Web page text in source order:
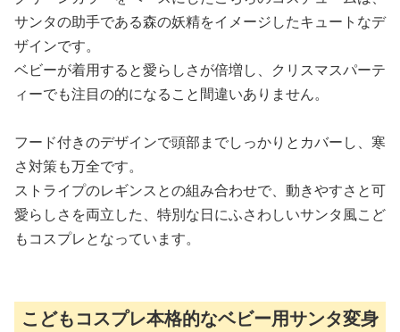
サンタの助手である森の妖精をイメージしたキュートなデ
ザインです。
ベビーが着用すると愛らしさが倍増し、クリスマスパーテ
ィーでも注目の的になること間違いありません。
フード付きのデザインで頭部までしっかりとカバーし、寒
さ対策も万全です。
ストライプのレギンスとの組み合わせで、動きやすさと可
愛らしさを両立した、特別な日にふさわしいサンタ風こど
もコスプレとなっています。
こどもコスプレ本格的なベビー用サンタ変身